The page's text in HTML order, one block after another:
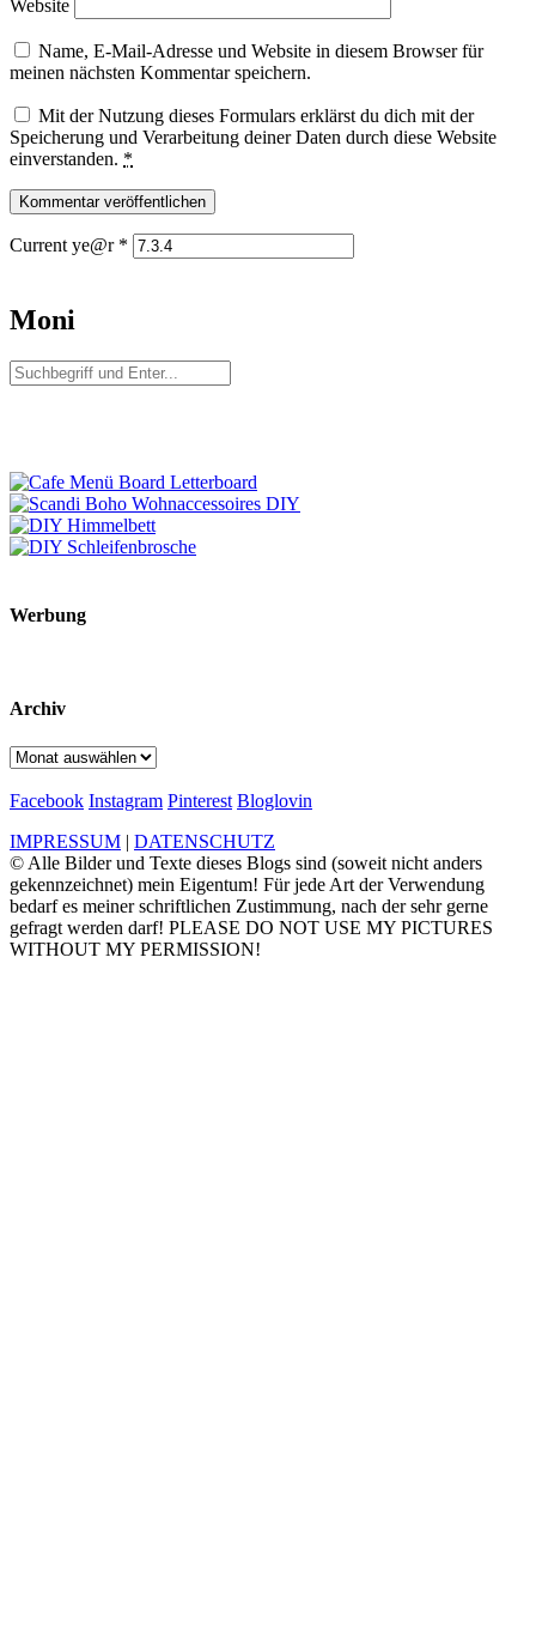
Website
Name, E-Mail-Adresse und Website in diesem Browser für
meinen nächsten Kommentar speichern.
Mit der Nutzung dieses Formulars erklärst du dich mit der
Speicherung und Verarbeitung deiner Daten durch diese Website
einverstanden. *
Current ye@r *
Moni
Werbung
Archiv
Archiv
Facebook Instagram Pinterest Bloglovin
IMPRESSUM | DATENSCHUTZ
© Alle Bilder und Texte dieses Blogs sind (soweit nicht anders
gekennzeichnet) mein Eigentum! Für jede Art der Verwendung
bedarf es meiner schriftlichen Zustimmung, nach der sehr gerne
gefragt werden darf! PLEASE DO NOT USE MY PICTURES
WITHOUT MY PERMISSION!